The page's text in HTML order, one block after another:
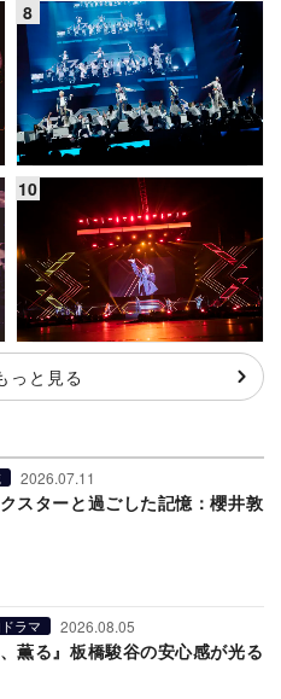
っと見る
2026.07.11
スターと過ごした記憶：櫻井敦
ラマ 2026.08.05
、薫る』板橋駿谷の安心感が光る